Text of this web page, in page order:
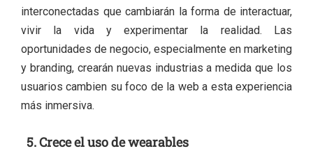
interconectadas que cambiarán la forma de interactuar,
vivir la vida y experimentar la realidad. Las
oportunidades de negocio, especialmente en marketing
y branding, crearán nuevas industrias a medida que los
usuarios cambien su foco de la web a esta experiencia
más inmersiva.
5. Crece el uso de wearables